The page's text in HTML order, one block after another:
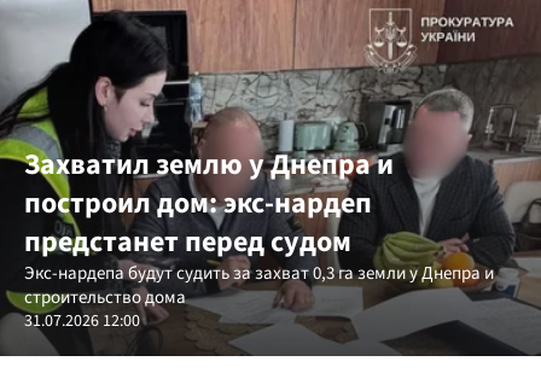
Стоп Политической Коррупции
Политика
Захватил землю у Днепра и
построил дом: экс-нардеп
предстанет перед судом
Экс-нардепа будут судить за захват 0,3 га земли у Днепра и
строительство дома
31.07.2026 12:00